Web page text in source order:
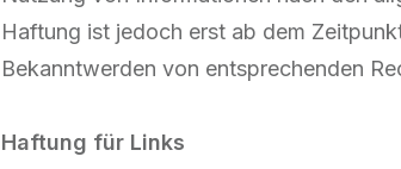
Haftung ist jedoch erst ab dem
Bekanntwerden von entsprechenden
Haftung für Links